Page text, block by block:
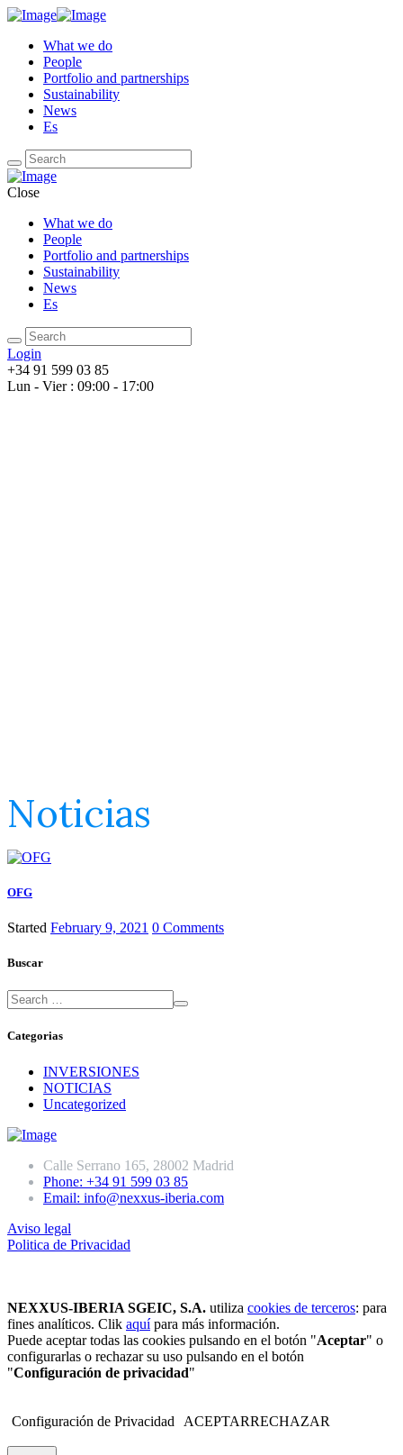
What we do
People
Portfolio and partnerships
Sustainability
News
Es
Close
What we do
People
Portfolio and partnerships
Sustainability
News
Es
Login
+34 91 599 03 85
Lun - Vier : 09:00 - 17:00
Noticias
OFG
Started February 9, 2021 0 Comments
Buscar
Categorias
INVERSIONES
NOTICIAS
Uncategorized
Calle Serrano 165, 28002 Madrid
Phone: +34 91 599 03 85
Email: info@nexxus-iberia.com
Aviso legal
Politica de Privacidad
NEXXUS-IBERIA SGEIC, S.A. utiliza cookies de terceros: para
fines analíticos. Clik aquípara más información.
Puede aceptar todas las cookies pulsando en el botón "Aceptar" o
configurarlas o rechazar su uso pulsando en el botón
"Configuración de privacidad"
Configuración de Privacidad ACEPTARRECHAZAR